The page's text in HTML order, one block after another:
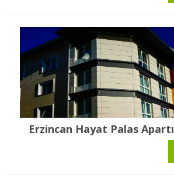
Erzincan Hayat Palas Apartı